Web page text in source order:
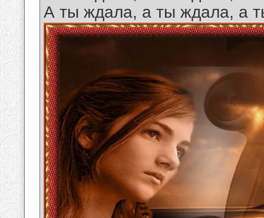
А ты ждала, а ты ждала, а